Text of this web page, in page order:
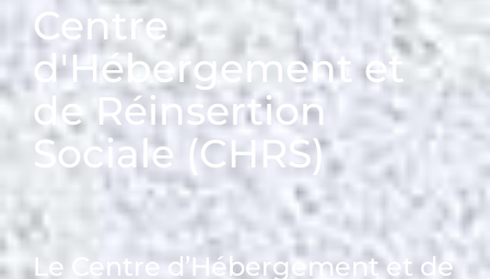
Centre
d'Hébergement et
de Réinsertion
Sociale (CHRS)
Le Centre d’Hébergement et de